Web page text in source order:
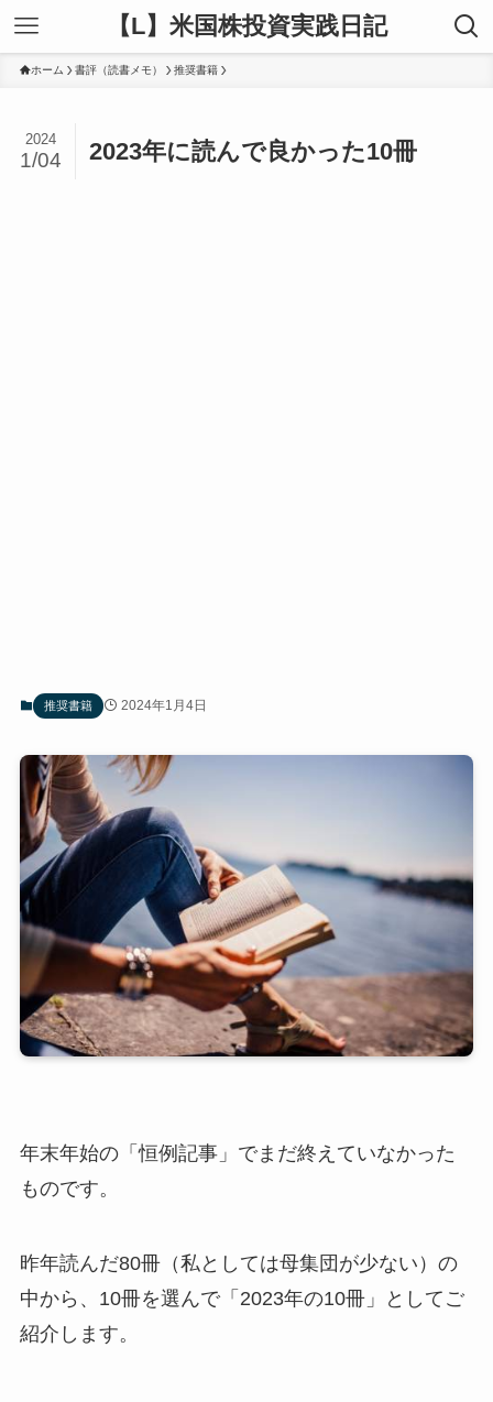
【L】米国株投資実践日記
ホーム 書評（読書メモ） 推奨書籍
2023年に読んで良かった10冊
2024
1/04
推奨書籍 2024年1月4日
年末年始の「恒例記事」でまだ終えていなかった
ものです。
昨年読んだ80冊（私としては母集団が少ない）の
中から、10冊を選んで「2023年の10冊」としてご
紹介します。